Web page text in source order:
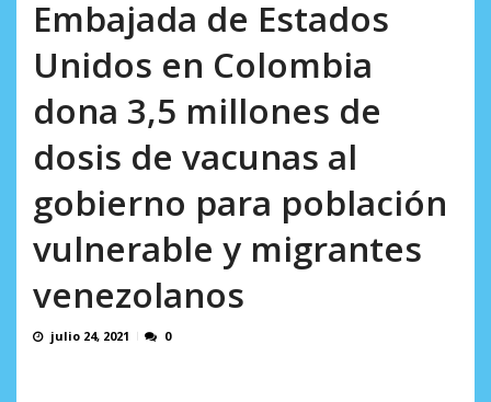
Embajada de Estados
Unidos en Colombia
dona 3,5 millones de
dosis de vacunas al
gobierno para población
vulnerable y migrantes
venezolanos
julio 24, 2021 0